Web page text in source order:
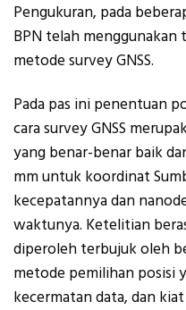
Pengukuran, pada
BPN telah
metode survey GNSS.
Pada pas ini penentuan
cara survey GNSS
yang benar-benar baik
mm untuk koordinat
kecepatannya dan
waktunya. Ketelitian
diperoleh terbujuk oleh
metode pemilihan posisi
kecermatan data, dan